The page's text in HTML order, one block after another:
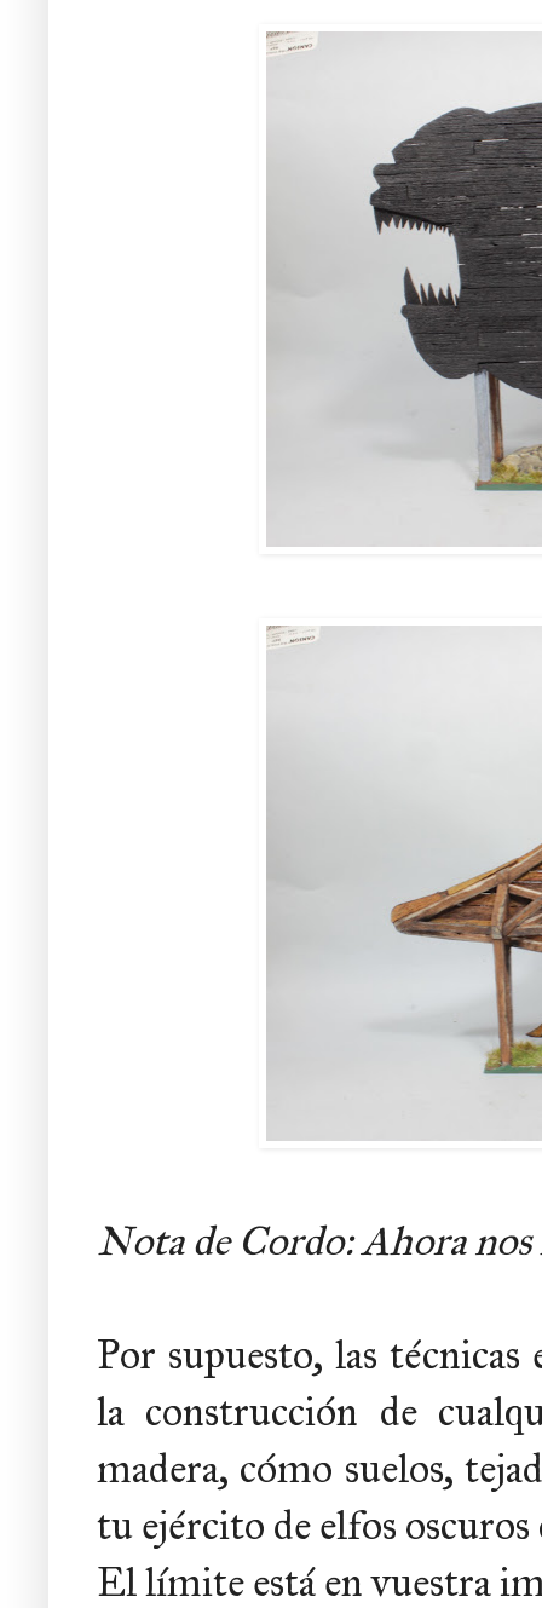
Nota de Cordo: Ahora nos
Por supuesto, las técnicas
la construcción de
madera, cómo suelos,
tu ejército de elfos
El límite está en vuestra